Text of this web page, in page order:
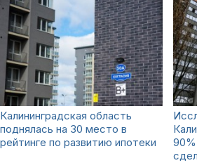
Калининградская область
поднялась на 30 место в
рейтинге по развитию ипотеки